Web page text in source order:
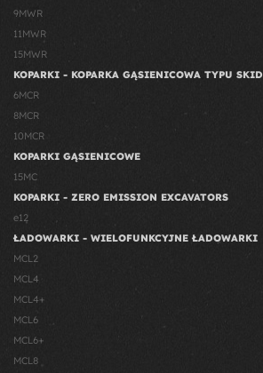
9MWR
11MWR
15MWR
KOPARKI - KOPARKA GĄSIENICOWA TYPU SKID
6MCR
8MCR
10MCR
KOPARKI GĄSIENICOWE
15MC
KOPARKI - ZERO EMISSION EXCAVATORS
e12
ŁADOWARKI - WIELOFUNKCYJNE ŁADOWARKI
MCL2
MCL4
MCL4+
MCL6
MCL6+
MCL8